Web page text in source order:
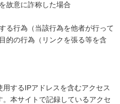
故意に詐称した場合
る行為（当該行為を他者が行って
的の行為（リンクを張る等を含
用するIPアドレスを含むアクセス
本サイトで記録しているアクセ